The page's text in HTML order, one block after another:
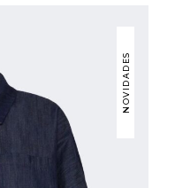
NOVIDADES